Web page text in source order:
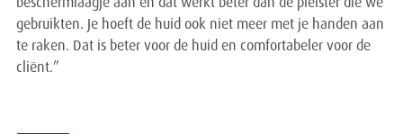
beschermlaagje aan en dat werkt beter dan de pleister die we
gebruikten. Je hoeft de huid ook niet meer met je handen aan
te raken. Dat is beter voor de huid en comfortabeler voor de
cliënt.”